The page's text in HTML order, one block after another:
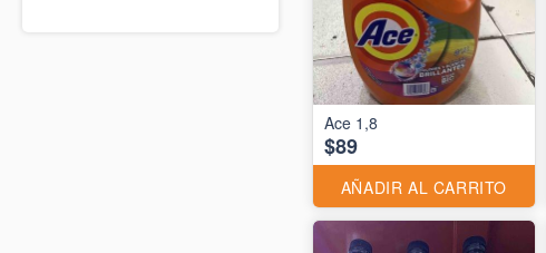
Ace 1,8
$89
AÑADIR AL CARRITO